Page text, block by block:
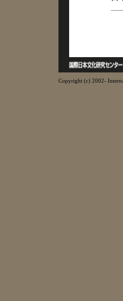
Copyright (c) 2002-